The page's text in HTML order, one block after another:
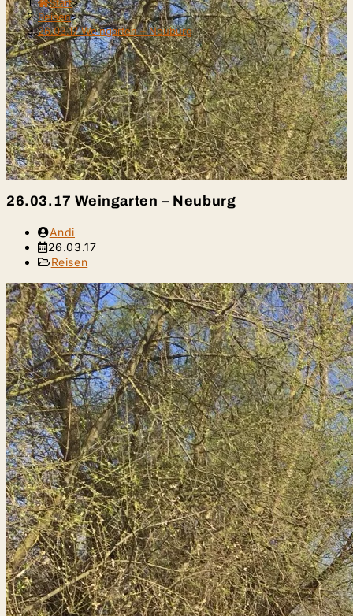
Reisen>
26.03.17 Weingarten – Neuburg
26.03.17 Weingarten – Neuburg
Beitrags-
Autor:
Andi
Beitrag
veröffentlicht:
26.03.17
Beitrags-
Reisen